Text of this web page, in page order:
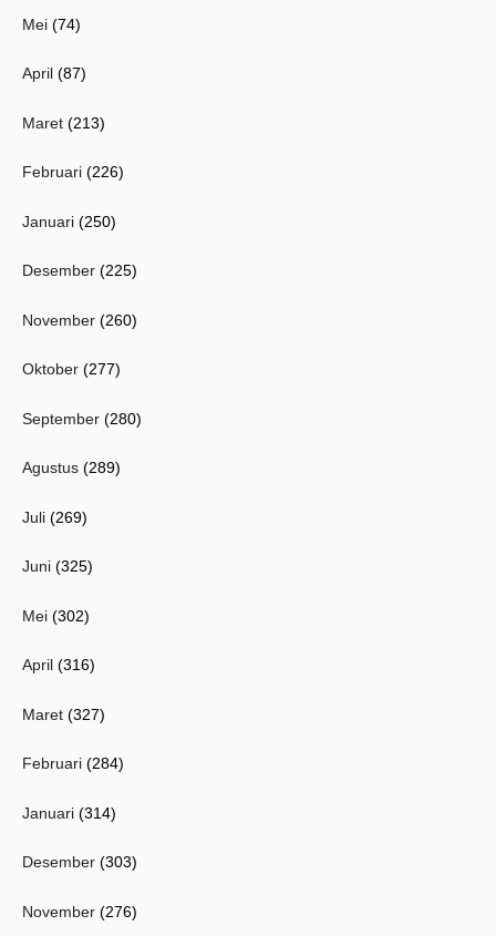
Mei (74)
April (87)
Maret (213)
Februari (226)
Januari (250)
Desember (225)
November (260)
Oktober (277)
September (280)
Agustus (289)
Juli (269)
Juni (325)
Mei (302)
April (316)
Maret (327)
Februari (284)
Januari (314)
Desember (303)
November (276)